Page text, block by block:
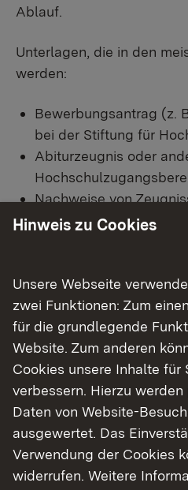
Ablauf.
Unterlagen, die in den
werden:
Bewerbungsantrag (z.
bei der Stiftung für
Abiturzeugnis oder
Nachweise von
Studienleistungen)
Nachweise über
Nachweise zu weiteren
Auswahlverfahren
Berufserfahrung,
Leistungen).
Wichtig: Reiche keine
Verwende beglaubigte
einfache Kopien.
Hinweis zu Cookies
Unsere Webseite
zwei Funktionen: Zum
für die grundlegende
Website. Zum anderen
Cookies unsere Inhalte für
verbessern. Hierzu
Daten von Website-
ausgewertet. Das
Verwendung der Cookies
widerrufen. Weitere